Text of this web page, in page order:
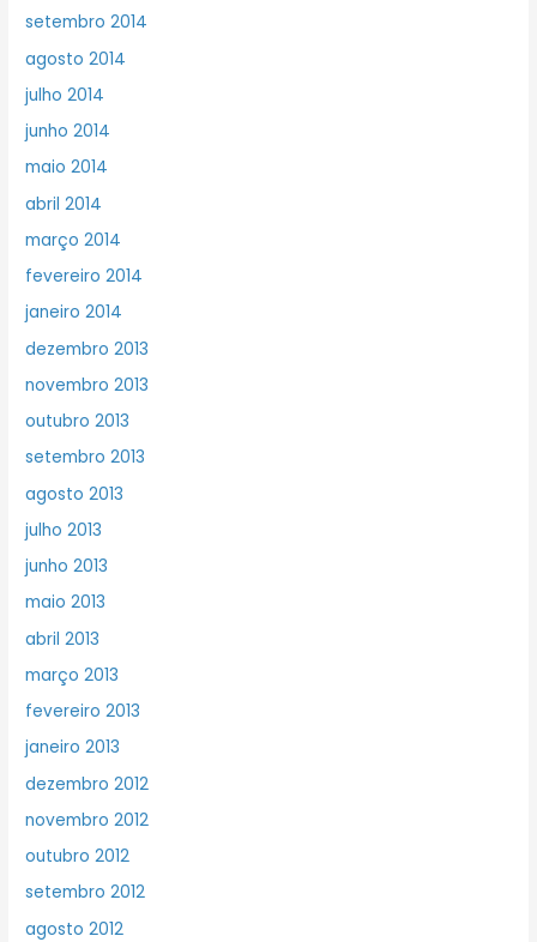
setembro 2014
agosto 2014
julho 2014
junho 2014
maio 2014
abril 2014
março 2014
fevereiro 2014
janeiro 2014
dezembro 2013
novembro 2013
outubro 2013
setembro 2013
agosto 2013
julho 2013
junho 2013
maio 2013
abril 2013
março 2013
fevereiro 2013
janeiro 2013
dezembro 2012
novembro 2012
outubro 2012
setembro 2012
agosto 2012